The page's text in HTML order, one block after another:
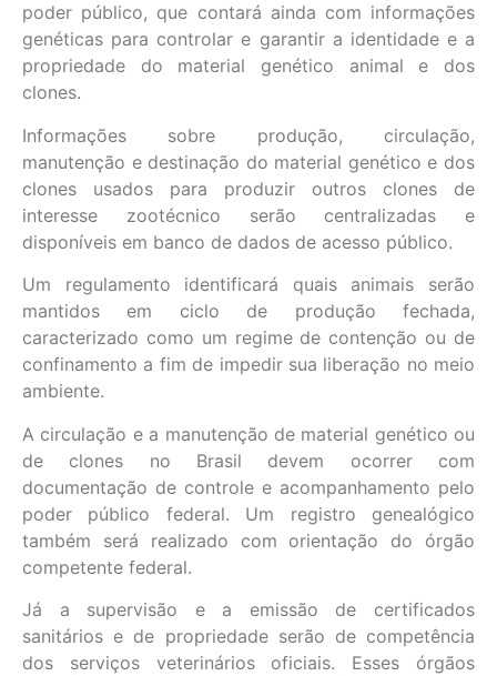
poder público, que contará ainda com informações
genéticas para controlar e garantir a identidade e a
propriedade do material genético animal e dos
clones.
Informações sobre produção, circulação,
manutenção e destinação do material genético e dos
clones usados para produzir outros clones de
interesse zootécnico serão centralizadas e
disponíveis em banco de dados de acesso público.
Um regulamento identificará quais animais serão
mantidos em ciclo de produção fechada,
caracterizado como um regime de contenção ou de
confinamento a fim de impedir sua liberação no meio
ambiente.
A circulação e a manutenção de material genético ou
de clones no Brasil devem ocorrer com
documentação de controle e acompanhamento pelo
poder público federal. Um registro genealógico
também será realizado com orientação do órgão
competente federal.
Já a supervisão e a emissão de certificados
sanitários e de propriedade serão de competência
dos serviços veterinários oficiais. Esses órgãos